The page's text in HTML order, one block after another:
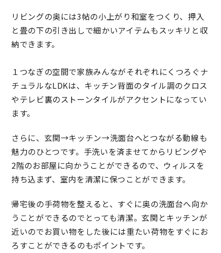
快適な室内環境へのこだわり
生涯続く安心のアフターフォロー
ラインナップ
最響の家
Groovin’
nattoku住宅25周年記念モデル
Glass Arts
Blue Style
キママプラス
リビングの奥には3帖の小上がり和室をつくり、押入
と畳の下の引き出しで細かいアイテムもスッキリと収
納できます。
１つなぎの空間で家族みんながそれぞれにくつろぐナ
チュラルなLDKは、キッチン背面のタイル調のクロス
やテレビ裏のストーンタイルがアクセントになってい
ます。
さらに、玄関→キッチン→洗面台へとつながる動線も
魅力のひとつです。手洗いを済ませてからリビングや
2階のお部屋に向かうことができるので、ウィルスを
持ち込まず、室内を清潔に保つことができます。
帰宅後の手荷物を整えると、すぐに奥の洗面台へ向か
うことができるのでとっても清潔。玄関とキッチンが
近いのでお買い物をした後には重たい荷物をすぐにお
ろすことができるのもポイントです。